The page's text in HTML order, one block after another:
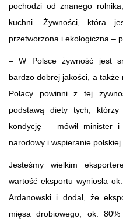
pochodzi od znanego
kuchni. Żywności, która
przetworzona i ekologiczna –
– W Polsce żywność jest
bardzo dobrej jakości, a
Polacy powinni z tej
podstawą diety tych,
kondycję – mówił minister
narodowy i wspieranie polskiej
Jesteśmy wielkim
wartość eksportu wyniosła
Ardanowski i dodał, że
mięsa drobiowego, ok.